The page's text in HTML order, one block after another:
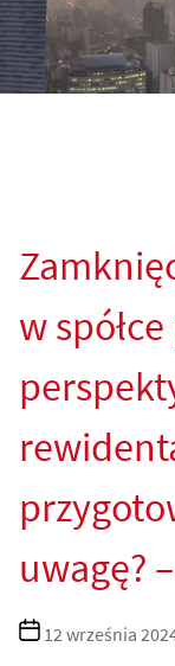
w
uwagę?
Data12 września